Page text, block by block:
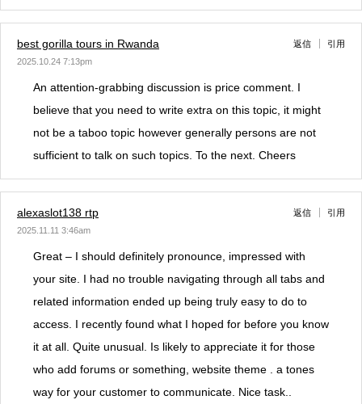
best gorilla tours in Rwanda
2025.10.24 7:13pm
返信 引用
An attention-grabbing discussion is price comment. I
believe that you need to write extra on this topic, it might
not be a taboo topic however generally persons are not
sufficient to talk on such topics. To the next. Cheers
alexaslot138 rtp
2025.11.11 3:46am
返信 引用
Great – I should definitely pronounce, impressed with
your site. I had no trouble navigating through all tabs and
related information ended up being truly easy to do to
access. I recently found what I hoped for before you know
it at all. Quite unusual. Is likely to appreciate it for those
who add forums or something, website theme . a tones
way for your customer to communicate. Nice task..